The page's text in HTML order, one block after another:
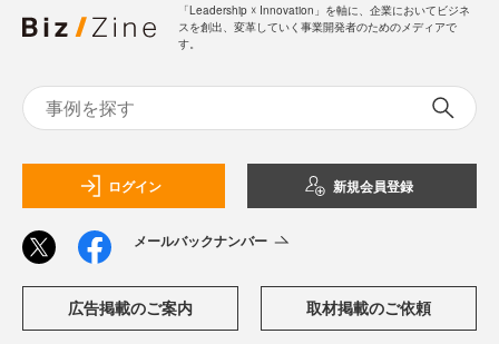
「Leadership ☓ Innovation」を軸に、企業においてビジネ
スを創出、変革していく事業開発者のためのメディアで
す。
ログイン 新規会員登録
メールバックナンバー
広告掲載のご案内 取材掲載のご依頼